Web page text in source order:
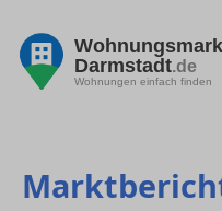
Darmstadt.de
Wohnungen einfach finden